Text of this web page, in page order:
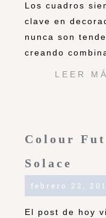
Los cuadros
clave en
nunca son
creando
LEER
Colour
Solace
febrero 22,
El post de hoy